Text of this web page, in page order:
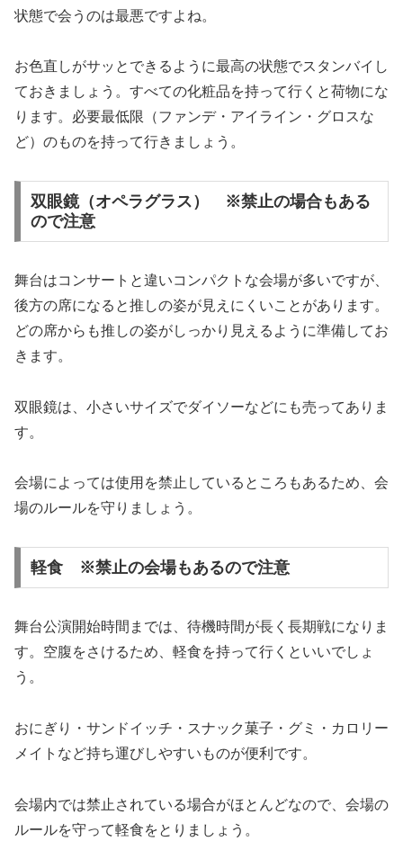
状態で会うのは最悪ですよね。
お色直しがサッとできるように最高の状態でスタンバイし
ておきましょう。すべての化粧品を持って行くと荷物にな
ります。必要最低限（ファンデ・アイライン・グロスな
ど）のものを持って行きましょう。
双眼鏡（オペラグラス） ※禁止の場合もある
ので注意
舞台はコンサートと違いコンパクトな会場が多いですが、
後方の席になると推しの姿が見えにくいことがあります。
どの席からも推しの姿がしっかり見えるように準備してお
きます。
双眼鏡は、小さいサイズでダイソーなどにも売ってありま
す。
会場によっては使用を禁止しているところもあるため、会
場のルールを守りましょう。
軽食 ※禁止の会場もあるので注意
舞台公演開始時間までは、待機時間が長く長期戦になりま
す。空腹をさけるため、軽食を持って行くといいでしょ
う。
おにぎり・サンドイッチ・スナック菓子・グミ・カロリー
メイトなど持ち運びしやすいものが便利です。
会場内では禁止されている場合がほとんどなので、会場の
ルールを守って軽食をとりましょう。